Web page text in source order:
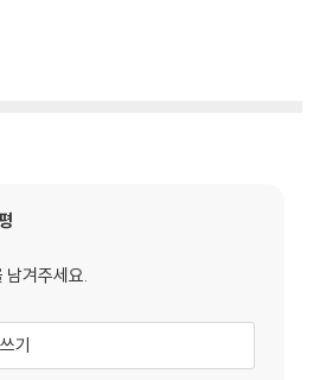
남겨주세요.
기